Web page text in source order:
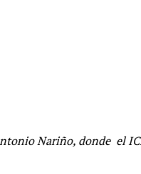
Nariño, donde el